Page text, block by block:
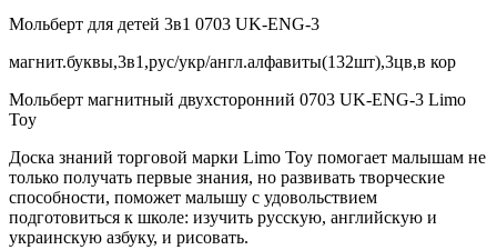
Мольберт для детей 3в1 0703 UK-ENG-3
магнит.буквы,3в1,рус/укр/англ.алфавиты(132шт),3цв,в кор
Мольберт магнитный двухсторонний 0703 UK-ENG-3 Limo
Toy
Доска знаний торговой марки Limo Toy помогает малышам не
только получать первые знания, но развивать творческие
способности, поможет малышу с удовольствием
подготовиться к школе: изучить русскую, английскую и
украинскую азбуку, и рисовать.